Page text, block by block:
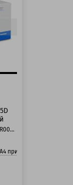
Драм картридж Xerox 101R00664
при 5% заполнении